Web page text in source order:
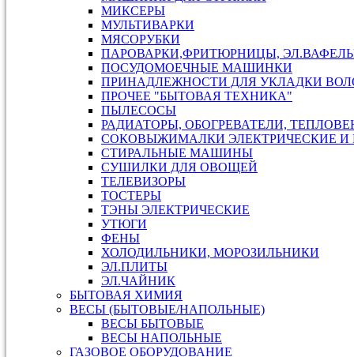
МИКСЕРЫ
МУЛЬТИВАРКИ
МЯСОРУБКИ
ПАРОВАРКИ,ФРИТЮРНИЦЫ,
ПОСУДОМОЕЧНЫЕ МАШИНКИ
ПРИНАДЛЕЖНОСТИ ДЛЯ УКЛАДКИ
ПРОЧЕЕ "БЫТОВАЯ ТЕХНИКА"
ПЫЛЕСОСЫ
РАДИАТОРЫ, ОБОГРЕВАТЕЛИ,
СОКОВЫЖИМАЛКИ ЭЛЕКТРИЧЕСКИЕ И
СТИРАЛЬНЫЕ МАШИНЫ
СУШИЛКИ ДЛЯ ОВОЩЕЙ
ТЕЛЕВИЗОРЫ
ТОСТЕРЫ
ТЭНЫ ЭЛЕКТРИЧЕСКИЕ
УТЮГИ
ФЕНЫ
ХОЛОДИЛЬНИКИ, МОРОЗИЛЬНИКИ
ЭЛ.ПЛИТЫ
ЭЛ.ЧАЙНИК
БЫТОВАЯ ХИМИЯ
ВЕСЫ (БЫТОВЫЕ/НАПОЛЬНЫЕ)
ВЕСЫ БЫТОВЫЕ
ВЕСЫ НАПОЛЬНЫЕ
ГАЗОВОЕ ОБОРУДОВАНИЕ